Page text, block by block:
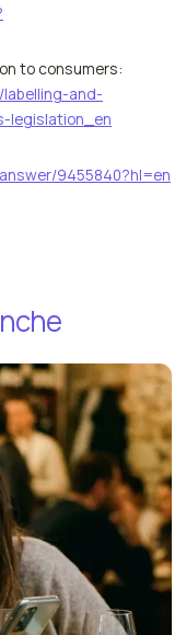
to consumers:
and-
legislation_en
9455840?hl=en